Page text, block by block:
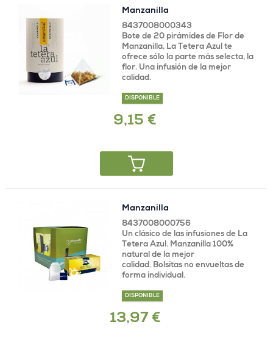
Manzanilla
8437008000343
Bote de 20 pirámides de Flor de
Manzanilla, La Tetera Azul te
ofrece sólo la parte más selecta, la
flor. Una infusión de la mejor
calidad.
DISPONIBLE
9,15 €
Manzanilla
8437008000756
Un clásico de las infusiones de La
Tetera Azul. Manzanilla 100%
natural de la mejor
calidad. Bolsitas no envueltas de
forma individual.
DISPONIBLE
13,97 €